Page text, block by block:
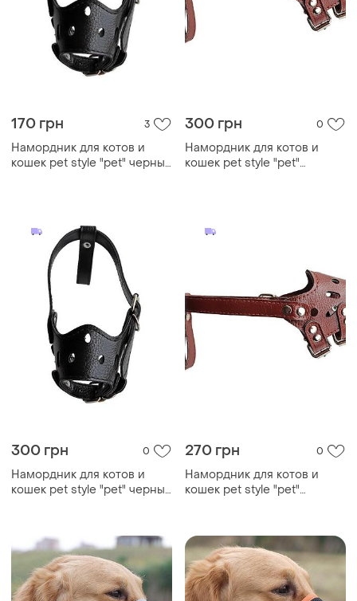
170 грн 3
Намордник для котов и
кошек pet style "pet" черный
300 грн 0
Намордник для котов и
кошек pet style "pet"
300 грн 0
Намордник для котов и
кошек pet style "pet" черный
270 грн 0
Намордник для котов и
кошек pet style "pet"